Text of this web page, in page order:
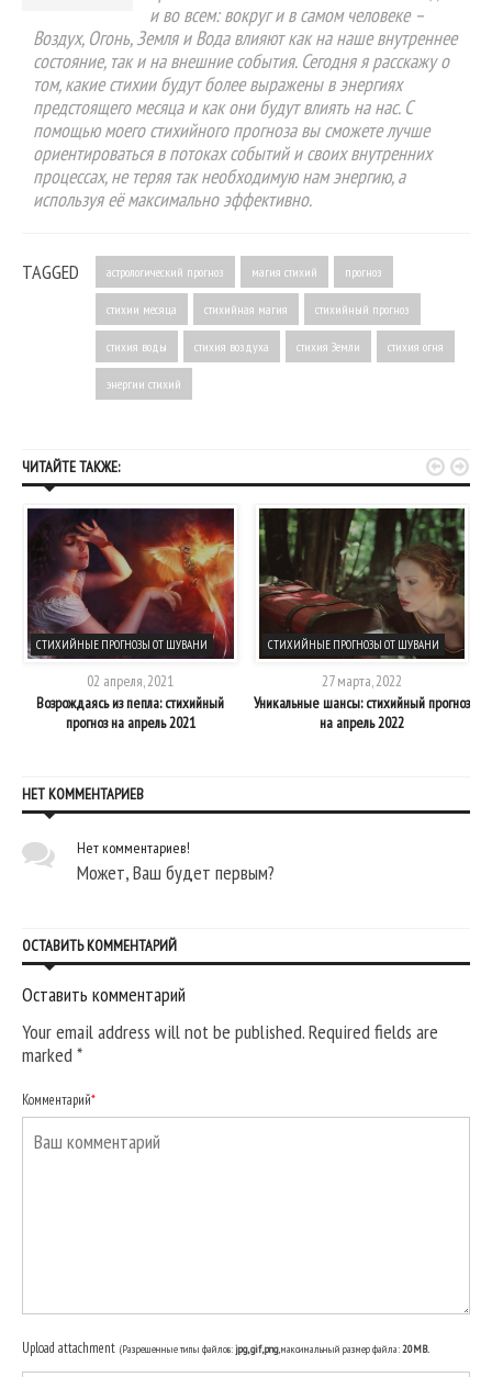
и во всем: вокруг и в самом человеке –
Воздух, Огонь, Земля и Вода влияют как на наше внутреннее
состояние, так и на внешние события. Сегодня я расскажу о
том, какие стихии будут более выражены в энергиях
предстоящего месяца и как они будут влиять на нас. С
помощью моего стихийного прогноза вы сможете лучше
ориентироваться в потоках событий и своих внутренних
процессах, не теряя так необходимую нам энергию, а
используя её максимально эффективно.
TAGGED астрологический прогноз магия стихий прогноз
стихии месяца стихийная магия стихийный прогноз
стихия воды стихия воздуха стихия Земли стихия огня
энергии стихий
ЧИТАЙТЕ ТАКЖЕ:
СТИХИЙНЫЕ ПРОГНОЗЫ ОТ ШУВАНИ
02 апреля, 2021
Возрождаясь из пепла: стихийный
прогноз на апрель 2021
СТИХИЙНЫЕ ПРОГНОЗЫ ОТ ШУВАНИ
27 марта, 2022
Уникальные шансы: стихийный прогноз
на апрель 2022
 
НЕТ КОММЕНТАРИЕВ
Нет комментариев!
Может, Ваш будет первым?
ОСТАВИТЬ КОММЕНТАРИЙ
Оставить комментарий
Your email address will not be published. Required fields are
marked*
Комментарий*
Upload attachment (Разрешенные типы файлов:jpg, gif, png, максимальный размер файла:20MB.